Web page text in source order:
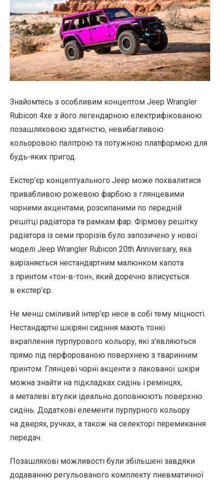
Знайомтесь з особливим концептом Jeep Wrangler
Rubicon 4xe з його легендарною електрифікованою
позашляховою здатністю, невибагливою
кольоровою палітрою та потужною платформою для
будь-яких пригод.
Екстер’єр концептуального Jeep може похвалитися
привабливою рожевою фарбою з глянцевими
чорними акцентами, розсипаними по передній
решітці радіатора та рамкам фар. Фірмову решітку
радіатора із семи прорізів було запозичено у нової
моделі Jeep Wrangler Rubicon 20th Anniversary, яка
вирізняється нестандартним малюнком капота
з принтом «тон-в-тон», який доречно вписується
в екстер’єр.
Не менш сміливий інтер’єр несе в собі тему міцності.
Нестандартні шкіряні сидіння мають тонкі
вкраплення пурпурового кольору, які з’являються
прямо під перфорованою поверхнею з тваринним
принтом. Глянцеві чорні акценти з лакованої шкіри
можна знайти на підкладках сидінь і ремінцях,
а металеві втулки ідеально доповнюють поверхню
сидінь. Додаткові елементи пурпурного кольору
на дверях, ручках, а також на селекторі перемикання
передач.
Позашляхові можливості були збільшені завдяки
додаванню регульованого комплекту пневматичної